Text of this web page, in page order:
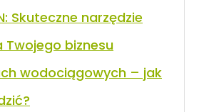
Skuteczne narzędzie
Twojego biznesu
wodociągowych – jak